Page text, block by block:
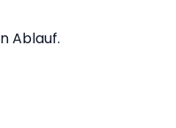
Ablauf.